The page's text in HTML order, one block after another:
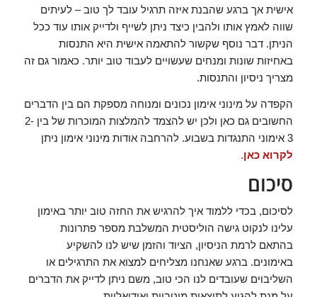
אישית אך ברגע שהבנת איזה תרגיל עובד לך טוב – לעיתים
שווה לאמץ אותו ולהבין כיצד ניתן לשייף ולדייק אותו עוד ככל
הניתן. דבר נוסף שקשור להתאמה אישית היא התנסות
באחיזות שונות ומנחים שעשויים לעבוד טוב יותר. כאמור גם זה
מצריך ניסיון והתנסות.
הקפדה על מינוני אימון נכונים ומנוחה מספקת הם בין הדברים
החשובים גם כאן ולכן יש להצמד להמלצות המוכרות של בין 2-
3 אימוני התנגדות בשבוע. להרחבה אודות מינוני אימון ניתן
לקרוא כאן.
סיכום
לסיכום, בכדי ללמוד איך להרגיש את החזה טוב יותר באימון
עלינו לנקוט גישה הוליסטית המשלבת מספר פתרונות
בהתאם לרמת הניסיון, הציוד והזמן שיש לנו להשקיע
באימונים. ברגע שאנחנו מצליחים למצוא את התרגילים או
השליבוים שעובדים לנו הכי טוב, משם ניתן לדייק את הדברים